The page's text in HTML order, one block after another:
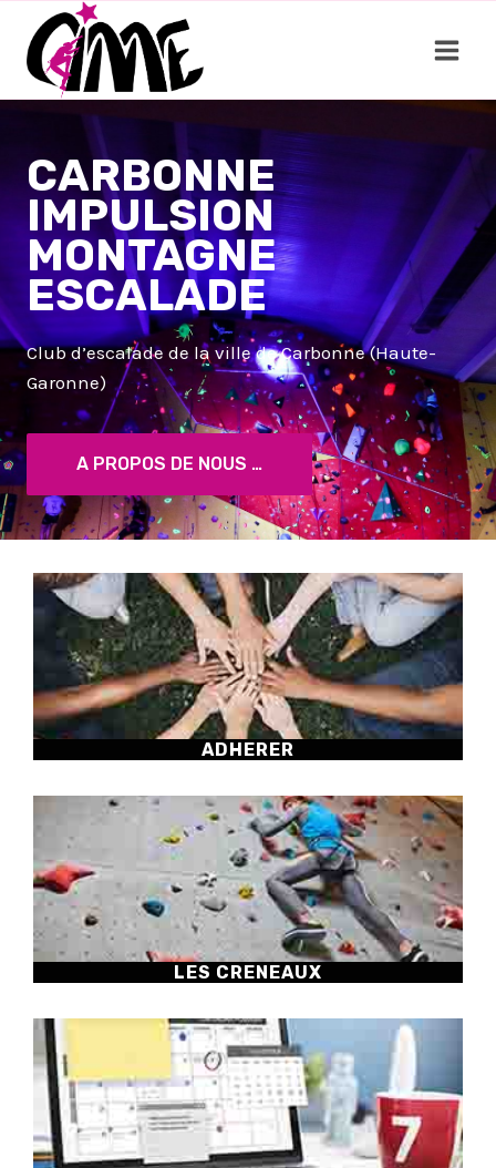
contenu
CARBONNE
IMPULSION
MONTAGNE
ESCALADE
Club d’escalade de la ville de Carbonne (Haute-
Garonne)
A PROPOS DE NOUS …
ADHERER
LES CRENEAUX